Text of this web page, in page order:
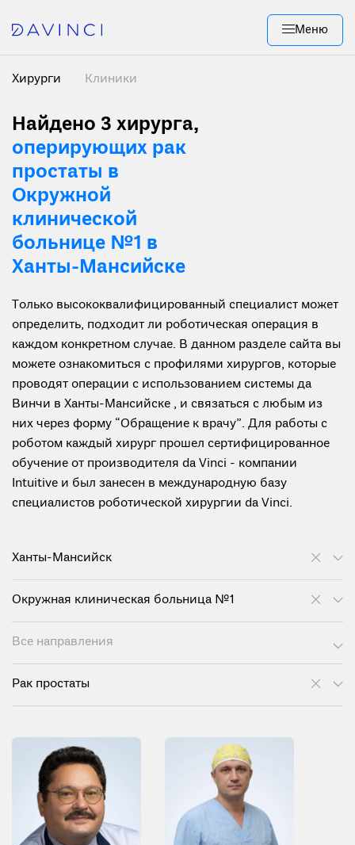
Меню
Хирурги Клиники
Найдено 3 хирурга,
оперирующих рак
простаты в
Окружной
клинической
больнице №1 в
Ханты-Мансийске
Только высококвалифицированный специалист может
определить, подходит ли роботическая операция в
каждом конкретном случае. В данном разделе сайта вы
можете ознакомиться с профилями хирургов, которые
проводят операции с использованием системы да
Винчи в Ханты-Мансийске , и связаться с любым из
них через форму “Обращение к врачу”. Для работы с
роботом каждый хирург прошел сертифицированное
обучение от производителя da Vinci - компании
Intuitive и был занесен в международную базу
специалистов роботической хирургии da Vinci.
Ханты-Мансийск
Окружная клиническая больница №1
Все направления
Рак простаты